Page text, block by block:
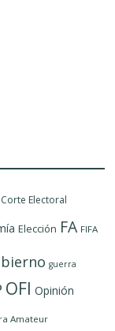
Corte Electoral
Elección FA FIFA
guerra
OFI Opinión
Amateur